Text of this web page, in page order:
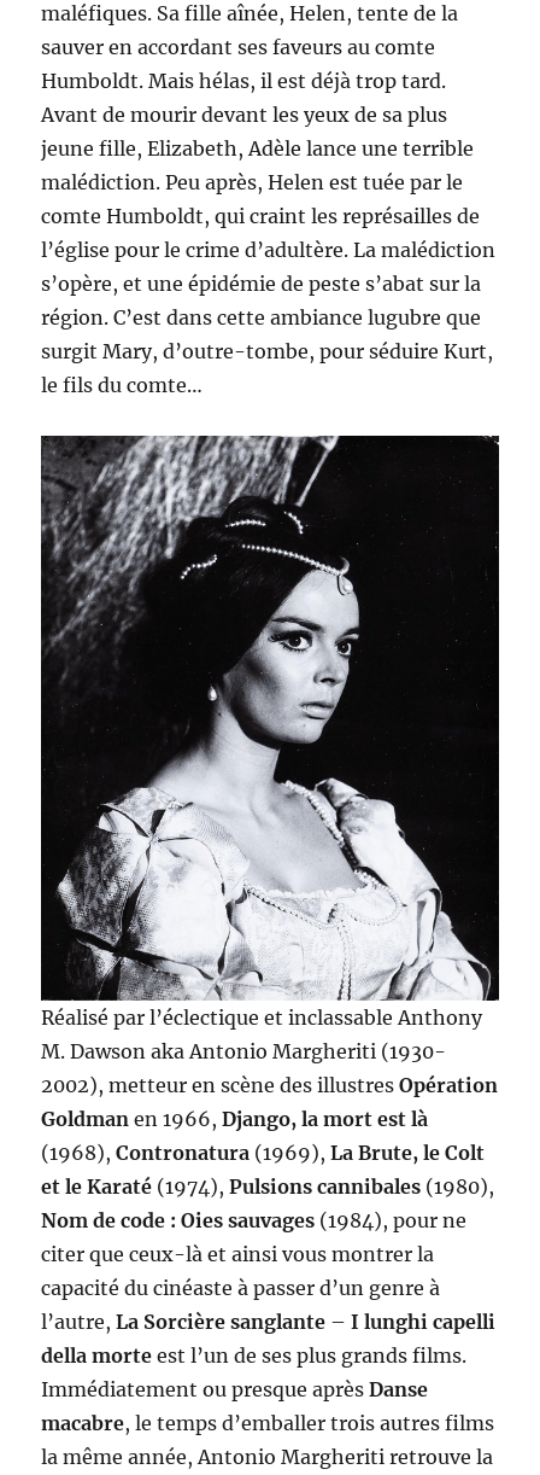
maléfiques. Sa fille aînée, Helen, tente de la
sauver en accordant ses faveurs au comte
Humboldt. Mais hélas, il est déjà trop tard.
Avant de mourir devant les yeux de sa plus
jeune fille, Elizabeth, Adèle lance une terrible
malédiction. Peu après, Helen est tuée par le
comte Humboldt, qui craint les représailles de
l’église pour le crime d’adultère. La malédiction
s’opère, et une épidémie de peste s’abat sur la
région. C’est dans cette ambiance lugubre que
surgit Mary, d’outre-tombe, pour séduire Kurt,
le fils du comte…
Réalisé par l’éclectique et inclassable Anthony
M. Dawson aka Antonio Margheriti (1930-
2002), metteur en scène des illustresOpération
Goldmanen 1966,Django, la mort est là
(1968),Contronatura (1969),La Brute, le Colt
et le Karaté (1974),Pulsions cannibales (1980),
Nom de code : Oies sauvages (1984), pour ne
citer que ceux-là et ainsi vous montrer la
capacité du cinéaste à passer d’un genre à
l’autre,La Sorcière sanglante –I lunghi capelli
della morte est l’un de ses plus grands films.
Immédiatement ou presque aprèsDanse
macabre, le temps d’emballer trois autres films
la même année, Antonio Margheriti retrouve la